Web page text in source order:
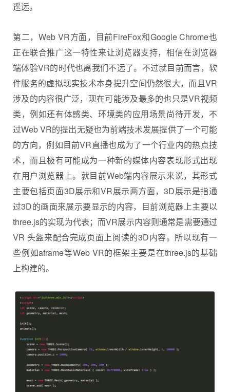
遥远。
第二，Web VR方面，目前FireFox和Google Chrome也
正在联合推广这一特性来让浏览器支持，相信在浏览器
端体验VR的时代也离我们不远了。不过就目前而言，软
件服务的虚拟现实技术本身提升空间仍然很大，而且VR
涉及的内容很广泛，现在可能涉及最多的也只是VR视频
类，例如还有体感类、环境类的应用场景尚待开发，不
过Web VR的提出无疑也为前端技术发展提供了一个可能
的方向，例如目前VR直播也成为了一个行业内的热点技
术，而且极有可能成为一种新的媒体内容表现形式出现
在用户浏览器上。就目前Web端内容展示来说，其形式
主要包括页面3D展示和VR展示两方面，3D展示是指通
过3D的画面来展示要显示的内容，目前浏览器上主要以
three.js的实现为代表；而VR展示内容则通常是需要通过
VR 头盔来配合完成页面上阅读的3D内容。所以现有一
些例如aframe等Web VR的框架主要是在three.js的基础
上构建的。